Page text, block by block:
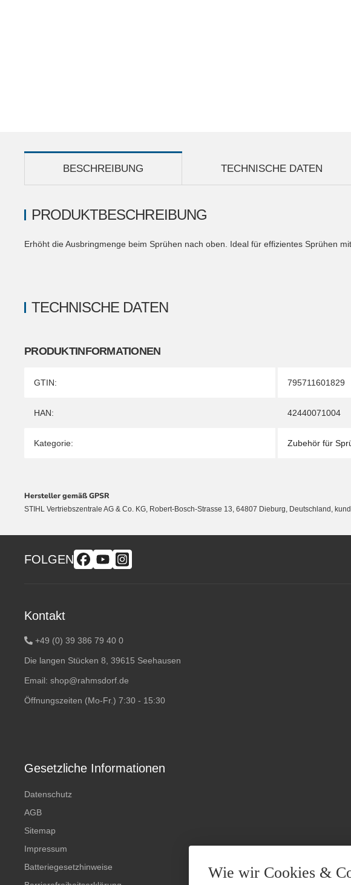
TECHNISCHE DATEN
BESCHREIBUNG
TECHNISCHE DATEN
PRODUKTINFORMATIONEN
Produkteigenschaft
Wert
GTIN: 795711601829
HAN: 42440071004
Kategorie: Zubehör für
PRODUKTBESCHREIBUNG
Erhöht die Ausbringmenge beim Sprühen nach oben. Ideal für effizientes Sprühen
Hersteller gemäß GPSR
STIHL Vertriebszentrale AG & Co. KG, Robert-Bosch-Strasse 13, 64807 Dieburg, Deutschland,
FOLGEN
Kontakt
+49 (0) 39 386 79 40 0
Die langen Stücken 8, 39615 Seehausen
Email: shop@rahmsdorf.de
Öffnungszeiten (Mo-Fr.) 7:30 - 15:30
Gesetzliche Informationen
Datenschutz
AGB
Sitemap
Impressum
Batteriegesetzhinweise
Wie wir Cookies &